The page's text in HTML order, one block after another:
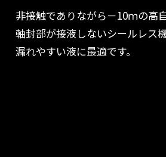
非接触でありながら－10ｍの高
軸封部が接液しないシールレス
漏れやすい液に最適です。